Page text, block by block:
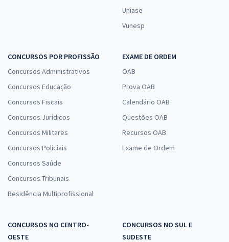
Uniase
Vunesp
CONCURSOS POR PROFISSÃO
Concursos Administrativos
Concursos Educação
Concursos Fiscais
Concursos Jurídicos
Concursos Militares
Concursos Policiais
Concursos Saúde
Concursos Tribunais
Residência Multiprofissional
EXAME DE ORDEM
OAB
Prova OAB
Calendário OAB
Questões OAB
Recursos OAB
Exame de Ordem
CONCURSOS NO CENTRO-
OESTE
CONCURSOS NO SUL E
SUDESTE